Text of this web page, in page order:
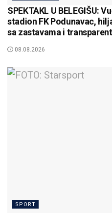
SPEKTAKL U BELEGIŠU:
stadion FK Podunavac,
sa zastavama i
08.08.2026
SPORT